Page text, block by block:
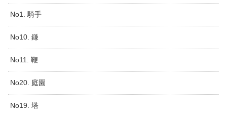
No1. 騎手
No10. 鎌
No11. 鞭
No20. 庭園
No19. 塔